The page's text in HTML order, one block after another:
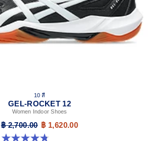
10 สี
GEL-ROCKET 12
Women Indoor Shoes
฿ 2,700.00 ฿ 1,620.00
4.8 จาก 5 ดาว 151 รีวิว